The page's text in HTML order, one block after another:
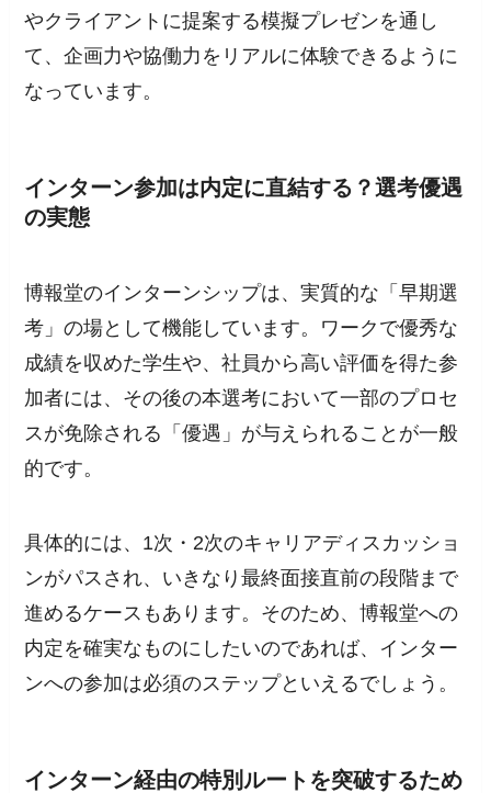
やクライアントに提案する模擬プレゼンを通し
て、企画力や協働力をリアルに体験できるように
なっています。
インターン参加は内定に直結する？選考優遇
の実態
博報堂のインターンシップは、実質的な「早期選
考」の場として機能しています。ワークで優秀な
成績を収めた学生や、社員から高い評価を得た参
加者には、その後の本選考において一部のプロセ
スが免除される「優遇」が与えられることが一般
的です。
具体的には、1次・2次のキャリアディスカッショ
ンがパスされ、いきなり最終面接直前の段階まで
進めるケースもあります。そのため、博報堂への
内定を確実なものにしたいのであれば、インター
ンへの参加は必須のステップといえるでしょう。
インターン経由の特別ルートを突破するため